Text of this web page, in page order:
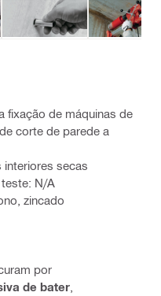
fixação de máquinas de
corte de parede a
interiores secas
N/A
zincado
por
de bater